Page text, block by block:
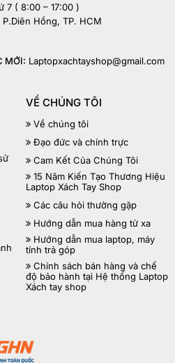
7 ( 8:00 – 17:00 )
Hồng, TP. HCM
MỚI: Laptopxachtayshop@gmail.com
VỀ CHÚNG TÔI
Về chúng tôi
Đạo đức và chính trực
Cam Kết Của Chúng Tôi
15 Năm Kiến Tạo Thương Hiệu
Laptop Xách Tay Shop
Các câu hỏi thường gặp
Hướng dẫn mua hàng từ xa
Hướng dẫn mua laptop, máy
tính trả góp
Chính sách bán hàng và chế
độ bảo hành tại Hệ thống Laptop
Xách tay shop